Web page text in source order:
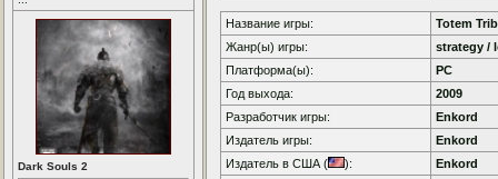
Dark Souls 2
Название игры:
Totem
Жанр(ы) игры:
strategy /
Платформа(ы):
PC
Год выхода:
2009
Разработчик игры:
Enkord
Издатель игры:
Enkord
Издатель в США (
):
Enkord